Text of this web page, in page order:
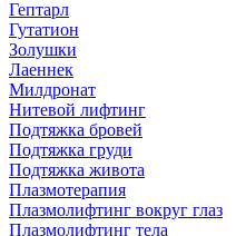
Гептарл
Гутатион
Золушки
Лаеннек
Милдронат
Нитевой лифтинг
Подтяжка бровей
Подтяжка груди
Подтяжка живота
Плазмотерапия
Плазмолифтинг вокруг глаз
Плазмолифтинг тела